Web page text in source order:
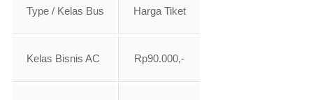
Type / Kelas Bus Harga Tiket
Kelas Bisnis AC Rp90.000,-